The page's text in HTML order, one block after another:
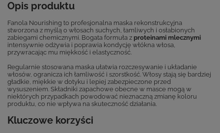
Opis produktu
Fanola Nourishing to profesjonalna maska rekonstrukcyjna
stworzona z myślą o włosach suchych, łamliwych i osłabionych
zabiegami chemicznymi. Bogata formuła z proteinami mlecznymi
intensywnie odżywia i poprawia kondycję włókna włosa,
przywracając mu miękkość i elastyczność.
Regularnie stosowana maska ułatwia rozczesywanie i układanie
włosów, ogranicza ich łamliwość i szorstkość. Włosy stają się bardziej
gładkie, miękkie w dotyku i lepiej zabezpieczone przed
wysuszeniem. Składniki zapachowe obecne w masce mogą w
niektórych przypadkach powodować nieznaczną zmianę koloru
produktu, co nie wpływa na skuteczność działania.
Kluczowe korzyści